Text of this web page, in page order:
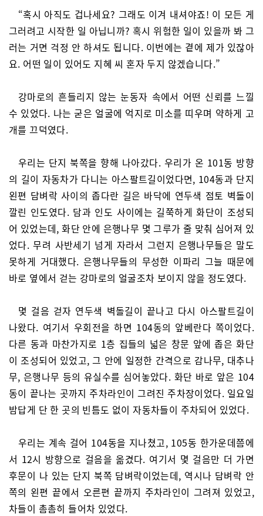
“혹시 아직도 겁나세요? 그래도 이겨 내셔야죠! 이 모든 게
그러려고 시작한 일 아닙니까? 혹시 위험한 일이 있을까 봐 그
러는 거면 걱정 안 하셔도 됩니다. 이번에는 곁에 제가 있잖아
요. 어떤 일이 있어도 지혜 씨 혼자 두지 않겠습니다.”
강마로의 흔들리지 않는 눈동자 속에서 어떤 신뢰를 느낄
수 있었다. 나는 굳은 얼굴에 억지로 미소를 띠우며 약하게 고
개를 끄덕였다.
우리는 단지 북쪽을 향해 나아갔다. 우리가 온 101동 방향
의 길이 자동차가 다니는 아스팔트길이었다면, 104동과 단지
왼편 담벼락 사이의 좁다란 길은 바닥에 연두색 점토 벽돌이
깔린 인도였다. 담과 인도 사이에는 길쭉하게 화단이 조성되
어 있었는데, 화단 안에 은행나무 몇 그루가 줄 맞춰 심어져 있
었다. 무려 사반세기 넘게 자라서 그런지 은행나무들은 말도
못하게 거대했다. 은행나무들의 무성한 이파리 그늘 때문에
바로 옆에서 걷는 강마로의 얼굴조차 보이지 않을 정도였다.
몇 걸음 걷자 연두색 벽돌길이 끝나고 다시 아스팔트길이
나왔다. 여기서 우회전을 하면 104동의 앞베란다 쪽이었다.
다른 동과 마찬가지로 1층 집들의 넓은 창문 앞에 좁은 화단
이 조성되어 있었고, 그 안에 일정한 간격으로 감나무, 대추나
무, 은행나무 등의 유실수를 심어놓았다. 화단 바로 앞은 104
동이 끝나는 곳까지 주차라인이 그려진 주차장이었다. 일요일
밤답게 단 한 곳의 빈틈도 없이 자동차들이 주차되어 있었다.
우리는 계속 걸어 104동을 지나쳤고, 105동 한가운데쯤에
서 12시 방향으로 걸음을 옮겼다. 여기서 몇 걸음만 더 가면
후문이 나 있는 단지 북쪽 담벼락이었는데, 역시나 담벼락 안
쪽의 왼편 끝에서 오른편 끝까지 주차라인이 그려져 있었고,
차들이 촘촘히 들어차 있었다.